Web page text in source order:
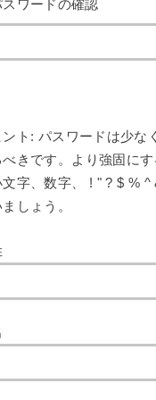
スワードの確認
ント: パスワードは少な
べきです。より強固に
文字、数字、 ! " ? $ % ^
しょう。